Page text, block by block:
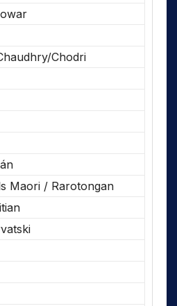
Chodri
Maori / Rarotongan